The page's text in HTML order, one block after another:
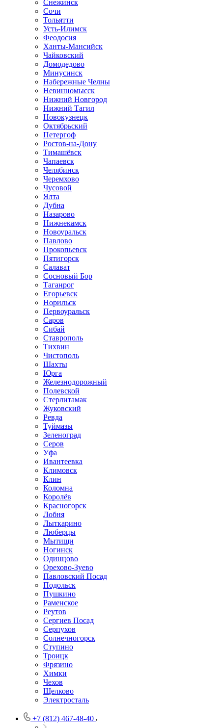
Снежинск
Сочи
Тольятти
Усть-Илимск
Феодосия
Ханты-Мансийск
Чайковский
Домодедово
Минусинск
Набережные Челны
Невинномысск
Нижний Новгород
Нижний Тагил
Новокузнецк
Октябрьский
Петергоф
Ростов-на-Дону
Тимашёвск
Чапаевск
Челябинск
Черемхово
Чусовой
Ялта
Дубна
Назарово
Нижнекамск
Новоуральск
Павлово
Прокопьевск
Пятигорск
Салават
Сосновый Бор
Таганрог
Егорьевск
Норильск
Первоуральск
Саров
Сибай
Ставрополь
Тихвин
Чистополь
Шахты
Юрга
Железнодорожный
Полевской
Стерлитамак
Жуковский
Ревда
Туймазы
Зеленоград
Серов
Уфа
Ивантеевка
Климовск
Клин
Коломна
Королёв
Красногорск
Лобня
Лыткарино
Люберцы
Мытищи
Ногинск
Одинцово
Орехово-Зуево
Павловский Посад
Подольск
Пушкино
Раменское
Реутов
Сергиев Посад
Серпухов
Солнечногорск
Ступино
Троицк
Фрязино
Химки
Чехов
Щелково
Электросталь
+7 (812) 467-48-40